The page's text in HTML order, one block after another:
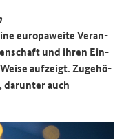
eu­ro­pa­wei­te Ver­an­
und ihren Ein­
auf­zeigt. Zu­ge­hö­
dar­un­ter auch